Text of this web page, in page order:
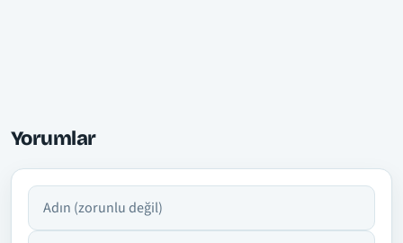
Yorumlar
Adın
Yorumun